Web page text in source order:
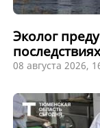
Эколог
08 августа 2026,